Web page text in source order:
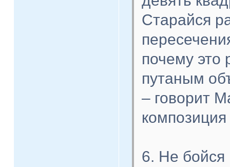
Старайся
почему это
путаным
– говорит
композиция
6. Не бойся